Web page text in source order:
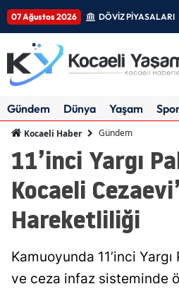
07 Ağustos 2026 DÖVİZ PİYASALARI
Gündem Dünya Yaşam
Kocaeli Haber Gündem
11’inci Yargı
Kocaeli
Hareketliliği
Kamuoyunda 11’inci
ve ceza infaz sisteminde